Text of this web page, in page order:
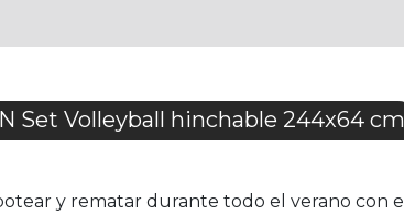
Set Volleyball hinchable 244x64 cm
y rematar durante todo el verano